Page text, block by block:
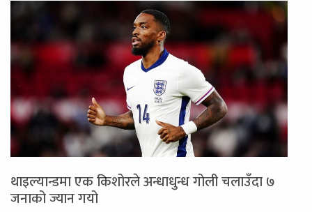
थाइल्यान्डमा एक किशोरले अन्धाधुन्ध गोली चलाउँदा ७
जनाको ज्यान गयो